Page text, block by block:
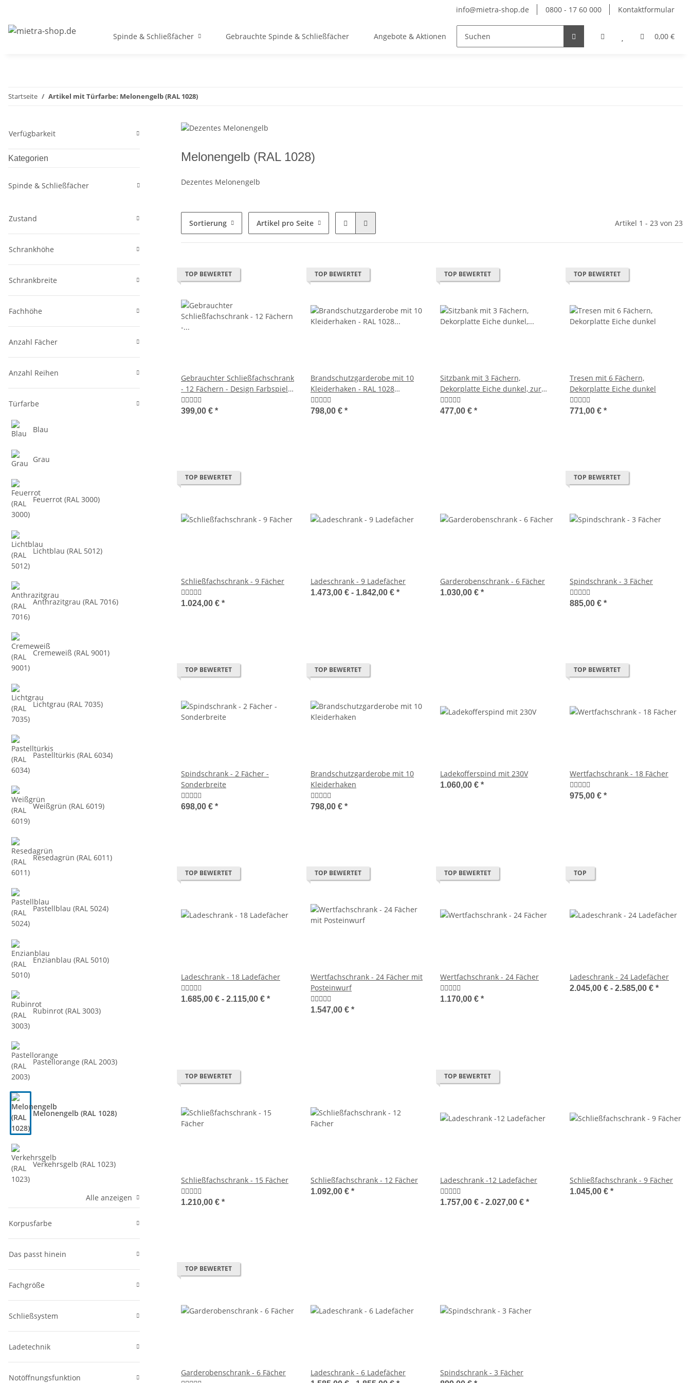
info@mietra-shop.de 0800 - 17 60 000 Kontaktformular
0,00 €
Spinde & Schließfächer Gebrauchte Spinde & Schließfächer Angebote & Aktionen Informationen
Startseite Artikel mit Türfarbe: Melonengelb (RAL 1028)
Melonengelb (RAL 1028)
Dezentes Melonengelb
Sortierung Artikel pro Seite Artikel 1 - 23 von 23
TOP BEWERTET
Gebrauchter Schließfachschrank
- 12 Fächern - Design Farbspiel
229
399,00 € *
TOP BEWERTET
Brandschutzgarderobe mit 10
Kleiderhaken - RAL 1028
Melonengelb
798,00 € *
TOP BEWERTET
Sitzbank mit 3 Fächern,
Dekorplatte Eiche dunkel, zur
Wandmontage
477,00 € *
TOP BEWERTET
Tresen mit 6 Fächern,
Dekorplatte Eiche dunkel
771,00 € *
TOP BEWERTET
Schließfachschrank - 9 Fächer
1.024,00 € *
Ladeschrank - 9 Ladefächer
1.473,00 € - 1.842,00 € *
Garderobenschrank - 6 Fächer
1.030,00 € *
TOP BEWERTET
Spindschrank - 3 Fächer
885,00 € *
TOP BEWERTET
Spindschrank - 2 Fächer -
Sonderbreite
698,00 € *
TOP BEWERTET
Brandschutzgarderobe mit 10
Kleiderhaken
798,00 € *
Ladekofferspind mit 230V
1.060,00 € *
TOP BEWERTET
Wertfachschrank - 18 Fächer
975,00 € *
TOP BEWERTET
Ladeschrank - 18 Ladefächer
1.685,00 € - 2.115,00 € *
TOP BEWERTET
Wertfachschrank - 24 Fächer mit
Posteinwurf
1.547,00 € *
TOP BEWERTET
Wertfachschrank - 24 Fächer
1.170,00 € *
TOP
Ladeschrank - 24 Ladefächer
2.045,00 € - 2.585,00 € *
TOP BEWERTET
Schließfachschrank - 15 Fächer
1.210,00 € *
Schließfachschrank - 12 Fächer
1.092,00 € *
TOP BEWERTET
Ladeschrank -12 Ladefächer
1.757,00 € - 2.027,00 € *
Schließfachschrank - 9 Fächer
1.045,00 € *
TOP BEWERTET
Garderobenschrank - 6 Fächer Ladeschrank - 6 Ladefächer Spindschrank - 3 Fächer
Verfügbarkeit
Kategorien
Spinde & Schließfächer
Zustand
Schrankhöhe
Schrankbreite
Fachhöhe
Anzahl Fächer
Anzahl Reihen
Türfarbe
Blau
Grau
Feuerrot (RAL 3000)
Lichtblau (RAL 5012)
Anthrazitgrau (RAL 7016)
Cremeweiß (RAL 9001)
Lichtgrau (RAL 7035)
Pastelltürkis (RAL 6034)
Weißgrün (RAL 6019)
Resedagrün (RAL 6011)
Pastellblau (RAL 5024)
Enzianblau (RAL 5010)
Rubinrot (RAL 3003)
Pastellorange (RAL 2003)
Melonengelb (RAL 1028)
Verkehrsgelb (RAL 1023)
Alle anzeigen
Korpusfarbe
Das passt hinein
Fachgröße
Schließsystem
Ladetechnik
Notöffnungsfunktion